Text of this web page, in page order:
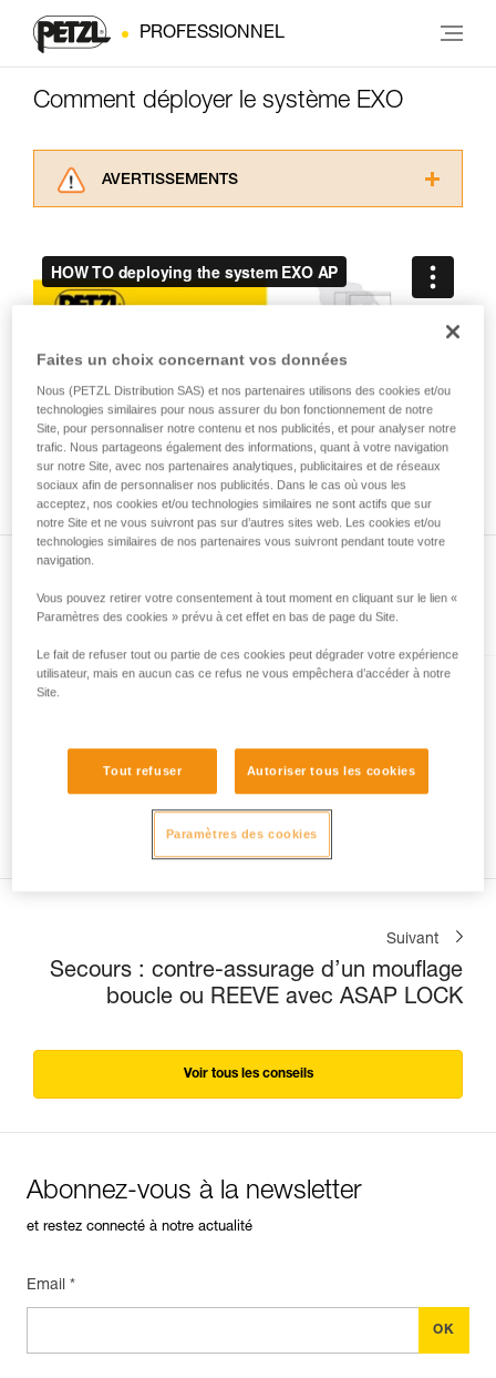
PROFESSIONNEL
Comment déployer le système EXO
AVERTISSEMENTS
consulter. Vous devez avoir compris les
informations de la notice technique pour
pouvoir comprendre ce complément
Maîtriser ces techniques nécessite une
avec un professionnel votre capacité à refaire
la manipulation, seul, en toute sécurité, avant
de la reproduire en autonomie.
Nous donnons des exemples de techniques
liées à votre activité. Il peut en exister d’autres
que nous ne décrivons pas ici.
Présent dans l'article
Suivant
Secours : contre-assurage d’un mouflage
boucle ou REEVE avec ASAP LOCK
Voir tous les conseils
Abonnez-vous à la newsletter
et restez connecté à notre actualité
Email *
Faites un choix concernant vos données
Nous (PETZL Distribution SAS) et nos partenaires utilisons des cookies et/ou
technologies similaires pour nous assurer du bon fonctionnement de notre
Site, pour personnaliser notre contenu et nos publicités, et pour analyser notre
trafic. Nous partageons également des informations, quant à votre navigation
sur notre Site, avec nos partenaires analytiques, publicitaires et de réseaux
sociaux afin de personnaliser nos publicités. Dans le cas où vous les
acceptez, nos cookies et/ou technologies similaires ne sont actifs que sur
notre Site et ne vous suivront pas sur d’autres sites web. Les cookies et/ou
technologies similaires de nos partenaires vous suivront pendant toute votre
navigation.
Vous pouvez retirer votre consentement à tout moment en cliquant sur le lien «
Paramètres des cookies » prévu à cet effet en bas de page du Site.
Le fait de refuser tout ou partie de ces cookies peut dégrader votre expérience
utilisateur, mais en aucun cas ce refus ne vous empêchera d’accéder à notre
Site.
Tout refuser Autoriser tous les cookies
Paramètres des cookies